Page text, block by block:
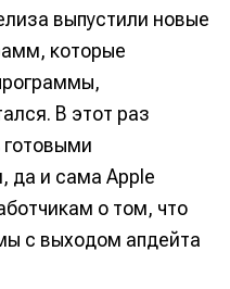
выпустили новые
которые
В этот раз
готовыми
да и сама Apple
о том, что
с выходом апдейта